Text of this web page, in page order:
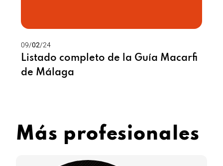
09/02/24
Listado completo de la Guía Macarfi
de Málaga
Más profesionales